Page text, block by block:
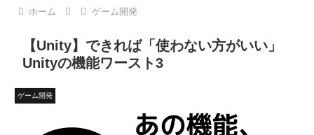
ホーム ゲーム開発
【Unity】できれば「使わない方がいい」
Unityの機能ワースト3
ゲーム開発